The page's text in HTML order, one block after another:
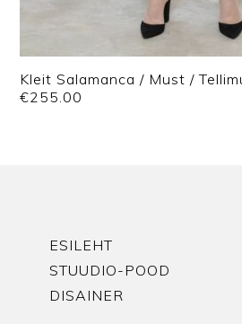
Kleit Salamanca / Must /
€255.00
ESILEHT
STUUDIO-POOD
DISAINER